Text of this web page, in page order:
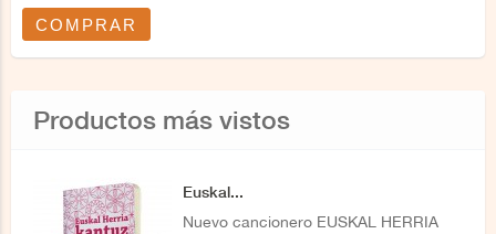
COMPRAR
Productos más vistos
Euskal...
Nuevo cancionero EUSKAL HERRIA